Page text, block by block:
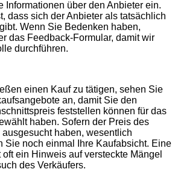
Informationen über den Anbieter ein.
dass sich der Anbieter als tatsächlich
Wenn Sie Bedenken haben,
das Feedback-Formular, damit wir
durchführen.
einen Kauf zu tätigen, sehen Sie
an, damit Sie den
feststellen können für das
haben. Sofern der Preis des
haben, wesentlich
Sie noch einmal Ihre Kaufabsicht. Eine
ein Hinweis auf versteckte Mängel
des Verkäufers.